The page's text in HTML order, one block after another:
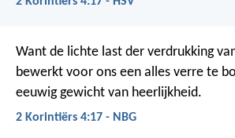
Want de lichte last der verdrukking
bewerkt voor ons een alles verre te
eeuwig gewicht van heerlijkheid.
2 Korintiërs 4:17 - NBG